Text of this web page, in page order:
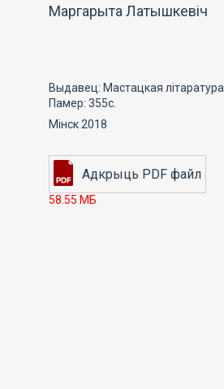
Маргарыта Латышкевіч
Выдавец: Мастацкая літаратура
Памер: 355с.
Мінск 2018
58.55 МБ